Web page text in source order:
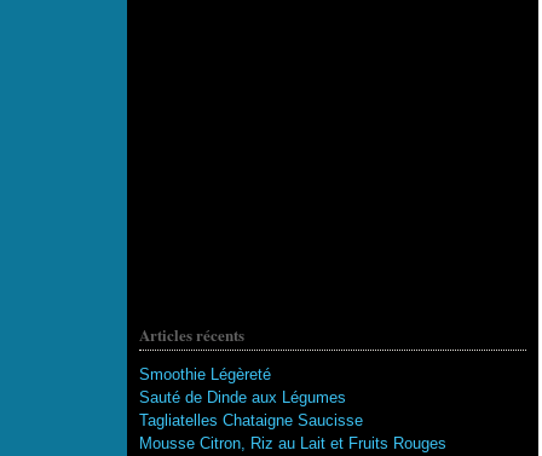
Articles récents
Smoothie Légèreté
Sauté de Dinde aux Légumes
Tagliatelles Chataigne Saucisse
Mousse Citron, Riz au Lait et Fruits Rouges